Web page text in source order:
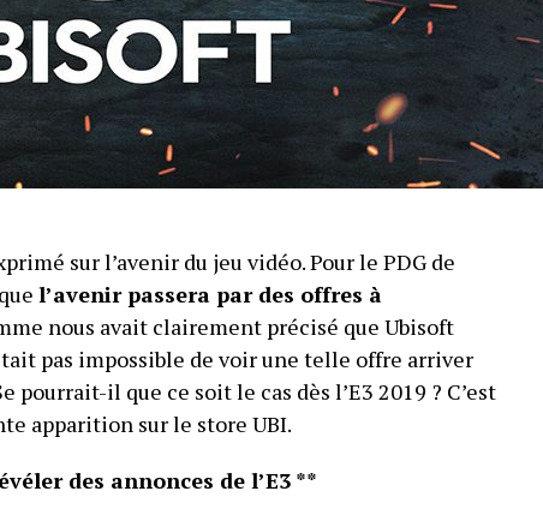
sur l’avenir du jeu vidéo. Pour le PDG de
l’avenir passera par des offres à
nous avait clairement précisé que Ubisoft
pas impossible de voir une telle offre arriver
pourrait-il que ce soit le cas dès l’E3 2019 ? C’est
apparition sur le store UBI.
des annonces de l’E3 **